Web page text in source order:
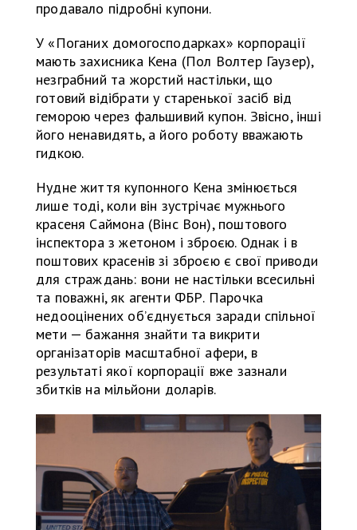
продавало підробні купони.
У «Поганих домогосподарках» корпорації
мають захисника Кена (Пол Волтер Гаузер),
незграбний та жорстий настільки, що
готовий відібрати у старенької засіб від
геморою через фальшивий купон. Звісно, інші
його ненавидять, а його роботу вважають
гидкою.
Нудне життя купонного Кена змінюється
лише тоді, коли він зустрічає мужнього
красеня Саймона (Вінс Вон), поштового
інспектора з жетоном і зброєю. Однак і в
поштових красенів зі зброєю є свої приводи
для страждань: вони не настільки всесильні
та поважні, як агенти ФБР. Парочка
недооцінених об’єднується заради спільної
мети — бажання знайти та викрити
організаторів масштабної афери, в
результаті якої корпорації вже зазнали
збитків на мільйони доларів.